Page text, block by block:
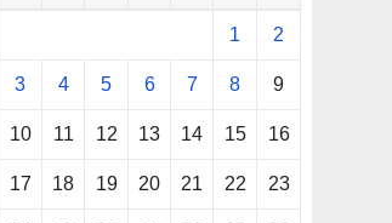
1 2
3 4 5 6 7 8 9
10 11 12 13 14 15 16
17 18 19 20 21 22 23